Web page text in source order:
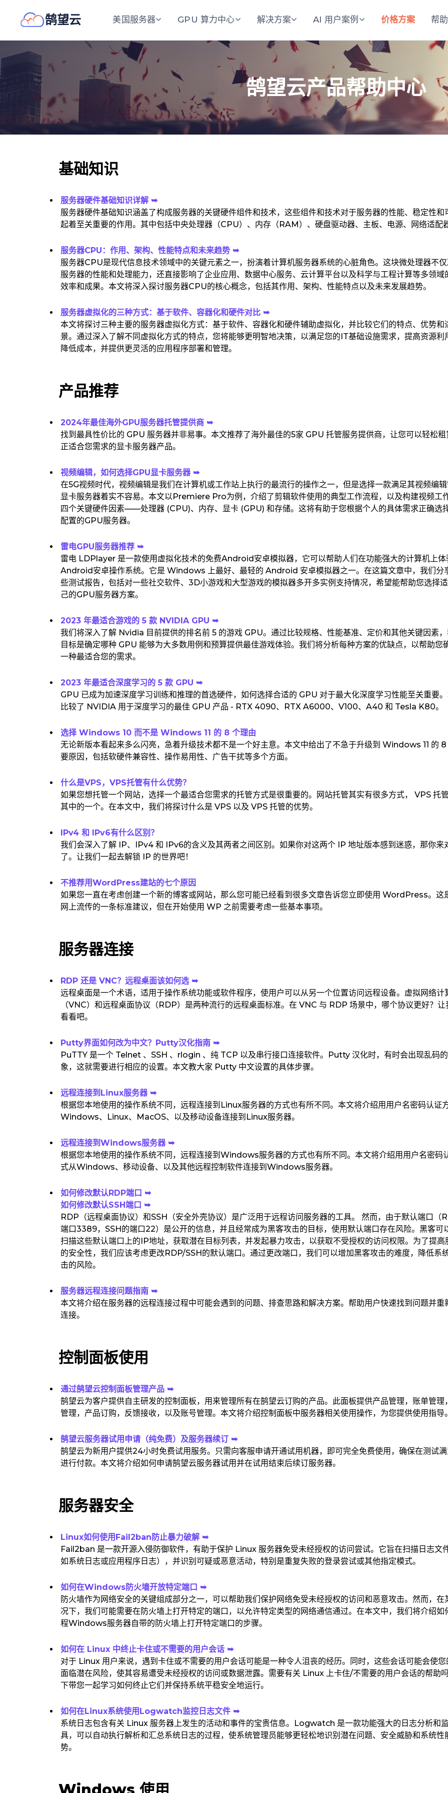
鹄望云 美国服务器 GPU 算力中心 解决方案 AI 用户案例 价格方案 帮
鹄望云产品帮助中心
基础知识
服务器硬件基础知识详解 ➥
服务器硬件基础知识涵盖了构成服务器的关键硬件组件和技术，这些组件和技术对于服务器的性能、稳定性和
起着至关重要的作用。其中包括中央处理器（CPU）、内存（RAM）、硬盘驱动器、主板、电源、网络适配
服务器CPU：作用、架构、性能特点和未来趋势 ➥
服务器CPU是现代信息技术领域中的关键元素之一，扮演着计算机服务器系统的心脏角色。这块微处理器不仅
服务器的性能和处理能力，还直接影响了企业应用、数据中心服务、云计算平台以及科学与工程计算等多领域
效率和成果。本文将深入探讨服务器CPU的核心概念，包括其作用、架构、性能特点以及未来发展趋势。
服务器虚拟化的三种方式：基于软件、容器化和硬件对比 ➥
本文将探讨三种主要的服务器虚拟化方式：基于软件、容器化和硬件辅助虚拟化，并比较它们的特点、优势和
景。通过深入了解不同虚拟化方式的特点，您将能够更明智地决策，以满足您的IT基础设施需求，提高资源利
降低成本，并提供更灵活的应用程序部署和管理。
产品推荐
2024年最佳海外GPU服务器托管提供商 ➥
找到最具性价比的 GPU 服务器并非易事。本文推荐了海外最佳的5家 GPU 托管服务提供商，让您可以轻松租
正适合您需求的显卡服务器产品。
视频编辑，如何选择GPU显卡服务器 ➥
在5G视频时代，视频编辑是我们在计算机或工作站上执行的最流行的操作之一，但是选择一款满足其视频编
显卡服务器着实不容易。本文以Premiere Pro为例，介绍了剪辑软件使用的典型工作流程，以及构建视频工
四个关键硬件因素——处理器 (CPU)、内存、显卡 (GPU) 和存储。这将有助于您根据个人的具体需求正确选
配置的GPU服务器。
雷电GPU服务器推荐 ➥
雷电 LDPlayer 是一款使用虚拟化技术的免费Android安卓模拟器，它可以帮助人们在功能强大的计算机上体
Android安卓操作系统。它是 Windows 上最好、最轻的 Android 安卓模拟器之一。在这篇文章中，我们分
些测试报告，包括对一些社交软件、3D小游戏和大型游戏的模拟器多开多实例支持情况，希望能帮助您选择
己的GPU服务器方案。
2023 年最适合游戏的 5 款 NVIDIA GPU ➥
我们将深入了解 Nvidia 目前提供的排名前 5 的游戏 GPU。通过比较规格、性能基准、定价和其他关键因素
目标是确定哪种 GPU 能够为大多数用例和预算提供最佳游戏体验。我们将分析每种方案的优缺点，以帮助您
一种最适合您的需求。
2023 年最适合深度学习的 5 款 GPU ➥
GPU 已成为加速深度学习训练和推理的首选硬件，如何选择合适的 GPU 对于最大化深度学习性能至关重要
比较了 NVIDIA 用于深度学习的最佳 GPU 产品 - RTX 4090、RTX A6000、V100、A40 和 Tesla K80。
选择 Windows 10 而不是 Windows 11 的 8 个理由
无论新版本看起来多么闪亮，急着升级技术都不是一个好主意。本文中给出了不急于升级到 Windows 11 的 8
要原因，包括软硬件兼容性、操作易用性、广告干扰等多个方面。
什么是VPS，VPS托管有什么优势？
如果您想托管一个网站，选择一个最适合您需求的托管方式是很重要的。网站托管其实有很多方式， VPS 托
其中的一个。在本文中，我们将探讨什么是 VPS 以及 VPS 托管的优势。
IPv4 和 IPv6有什么区别？
我们会深入了解 IP、IPv4 和 IPv6的含义及其两者之间区别。如果你对这两个 IP 地址版本感到迷惑，那你来
了。让我们一起去解锁 IP 的世界吧！
不推荐用WordPress建站的七个原因
如果您一直在考虑创建一个新的博客或网站，那么您可能已经看到很多文章告诉您立即使用 WordPress。这
网上流传的一条标准建议，但在开始使用 WP 之前需要考虑一些基本事项。
服务器连接
RDP 还是 VNC？远程桌面该如何选 ➥
远程桌面是一个术语，适用于操作系统功能或软件程序，使用户可以从另一个位置访问远程设备。虚拟网络计
（VNC）和远程桌面协议（RDP）是两种流行的远程桌面标准。在 VNC 与 RDP 场景中，哪个协议更好？让
看看吧。
Putty界面如何改为中文？Putty汉化指南 ➥
PuTTY 是一个 Telnet 、SSH 、rlogin 、纯 TCP 以及串行接口连接软件。Putty 汉化时，有时会出现乱码
象，这就需要进行相应的设置。本文教大家 Putty 中文设置的具体步骤。
远程连接到Linux服务器 ➥
根据您本地使用的操作系统不同，远程连接到Linux服务器的方式也有所不同。本文将介绍用用户名密码认证
Windows、Linux、MacOS、以及移动设备连接到Linux服务器。
远程连接到Windows服务器 ➥
根据您本地使用的操作系统不同，远程连接到Windows服务器的方式也有所不同。本文将介绍用用户名密码
式从Windows、移动设备、以及其他远程控制软件连接到Windows服务器。
如何修改默认RDP端口 ➥
如何修改默认SSH端口 ➥
RDP（远程桌面协议）和SSH（安全外壳协议）是广泛用于远程访问服务器的工具。 然而，由于默认端口（
端口3389，SSH的端口22）是公开的信息，并且经常成为黑客攻击的目标，使用默认端口存在风险。黑客可
扫描这些默认端口上的IP地址，获取潜在目标列表，并发起暴力攻击，以获取不受授权的访问权限。为了提高
的安全性，我们应该考虑更改RDP/SSH的默认端口。通过更改端口，我们可以增加黑客攻击的难度，降低系
击的风险。
服务器远程连接问题指南 ➥
本文将介绍在服务器的远程连接过程中可能会遇到的问题、排查思路和解决方案。帮助用户快速找到问题并重
连接。
控制面板使用
通过鹄望云控制面板管理产品 ➥
鹄望云为客户提供自主研发的控制面板，用来管理所有在鹄望云订购的产品。此面板提供产品管理，账单管理
管理，产品订购，反馈接收，以及账号管理。本文将介绍控制面板中服务器相关使用操作，为您提供使用指导。
鹄望云服务器试用申请（纯免费）及服务器续订 ➥
鹄望云为新用户提供24小时免费试用服务。只需向客服申请开通试用机器，即可完全免费使用，确保在测试
进行付款。本文将介绍如何申请鹄望云服务器试用并在试用结束后续订服务器。
服务器安全
Linux如何使用Fail2ban防止暴力破解 ➥
Fail2ban 是一款开源入侵防御软件，有助于保护 Linux 服务器免受未经授权的访问尝试。它旨在扫描日志文
如系统日志或应用程序日志），并识别可疑或恶意活动，特别是重复失败的登录尝试或其他指定模式。
如何在Windows防火墙开放特定端口 ➥
防火墙作为网络安全的关键组成部分之一，可以帮助我们保护网络免受未经授权的访问和恶意攻击。然而，在
况下，我们可能需要在防火墙上打开特定的端口，以允许特定类型的网络通信通过。在本文中，我们将介绍如
程Windows服务器自带的防火墙上打开特定端口的步骤。
如何在 Linux 中终止卡住或不需要的用户会话 ➥
对于 Linux 用户来说，遇到卡住或不需要的用户会话可能是一种令人沮丧的经历。同时，这些会话可能会使您
面临潜在风险，使其容易遭受未经授权的访问或数据泄露。需要有关 Linux 上卡住/不需要的用户会话的帮助
下带您一起学习如何终止它们并保持系统平稳安全地运行。
如何在Linux系统使用Logwatch监控日志文件 ➥
系统日志包含有关 Linux 服务器上发生的活动和事件的宝贵信息。Logwatch 是一款功能强大的日志分析和
具，可以自动执行解析和汇总系统日志的过程，使系统管理员能够更轻松地识别潜在问题、安全威胁和系统性
势。